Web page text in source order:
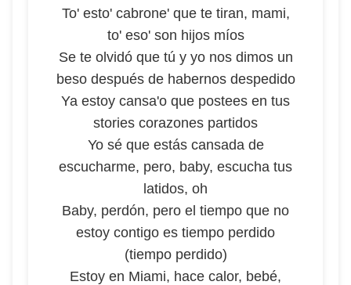
To' esto' cabrone' que te tiran, mami,
to' eso' son hijos míos
Se te olvidó que tú y yo nos dimos un
beso después de habernos despedido
Ya estoy cansa'o que postees en tus
stories corazones partidos
Yo sé que estás cansada de
escucharme, pero, baby, escucha tus
latidos, oh
Baby, perdón, pero el tiempo que no
estoy contigo es tiempo perdido
(tiempo perdido)
Estoy en Miami, hace calor, bebé,